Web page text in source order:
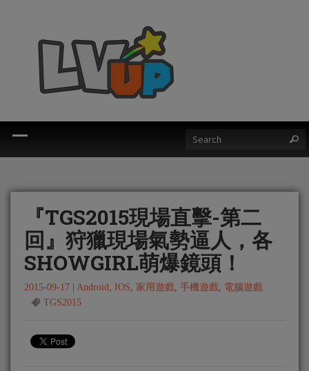
『TGS2015現場直擊-第二
回』狩獵現場氣勢逼人，各
SHOWGIRL萌爆鏡頭！
2015-09-17 Android, IOS, 家用遊戲, 手機遊戲, 電腦遊戲
TGS2015